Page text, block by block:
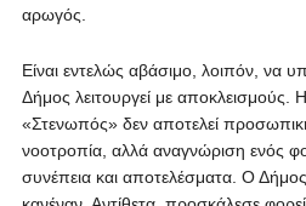
αρωγός.
Είναι εντελώς αβάσιμο, λοιπόν, να
Δήμος λειτουργεί με αποκλεισμούς.
«Στενωπός» δεν αποτελεί
νοοτροπία, αλλά αναγνώριση ενός
συνέπεια και αποτελέσματα. Ο Δήμος